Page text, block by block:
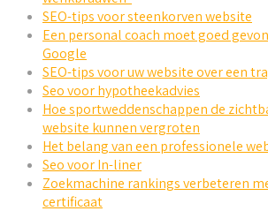
SEO-tips voor steenkorven website
Een personal coach moet goed
Google
SEO-tips voor uw website over een
Seo voor hypotheekadvies
Hoe sportweddenschappen de
website kunnen vergroten
Het belang van een professionele
Seo voor In-liner
Zoekmachine rankings verbeteren
certificaat